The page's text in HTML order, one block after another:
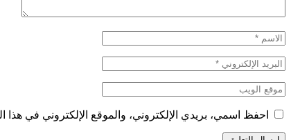
احفظ اسمي، بريدي الإلكتروني، والموقع الإلكتروني في هذا